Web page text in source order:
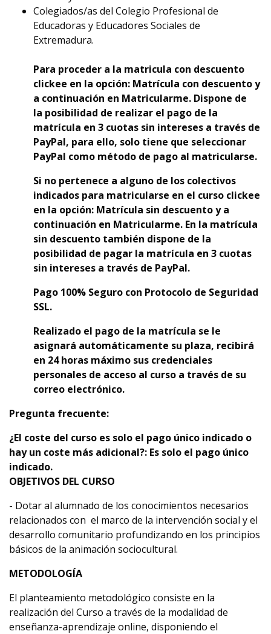
Colegiados/as del Colegio Profesional de
Educadoras y Educadores Sociales de
Extremadura.
Para proceder a la matricula con descuento
clickee en la opción: Matrícula con descuento y
a continuación en Matricularme. Dispone de
la posibilidad de realizar el pago de la
matrícula en 3 cuotas sin intereses a través de
PayPal, para ello, solo tiene que seleccionar
PayPal como método de pago al matricularse.
Si no pertenece a alguno de los colectivos
indicados para matricularse en el curso clickee
en la opción: Matrícula sin descuento y a
continuación en Matricularme. En la matrícula
sin descuento también dispone de la
posibilidad de pagar la matrícula en 3 cuotas
sin intereses a través de PayPal.
Pago 100% Seguro con Protocolo de Seguridad
SSL.
Realizado el pago de la matrícula se le
asignará automáticamente su plaza, recibirá
en 24 horas máximo sus credenciales
personales de acceso al curso a través de su
correo electrónico.
Pregunta frecuente:
¿El coste del curso es solo el pago único indicado o
hay un coste más adicional?: Es solo el pago único
indicado.
OBJETIVOS DEL CURSO
- Dotar al alumnado de los conocimientos necesarios
relacionados con el marco de la intervención social y el
desarrollo comunitario profundizando en los principios
básicos de la animación sociocultural.
METODOLOGÍA
El planteamiento metodológico consiste en la
realización del Curso a través de la modalidad de
enseñanza-aprendizaje online, disponiendo el